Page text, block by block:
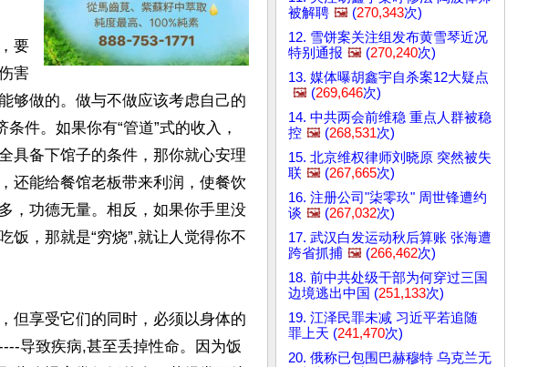
要
害
够做的。做与不做应该考虑自己的
件。如果你有“管道”式的收入，
具备下馆子的条件，那你就心安理
还能给餐馆老板带来利润，使餐饮
，功德无量。相反，如果你手里没
饭，那就是“穷烧”,就让人觉得你不
但享受它们的同时，必须以身体的
导致疾病,甚至丢掉性命。因为饭
被解聘 🖼️ (270,343次)
12. 雪饼案关注组发布黄雪琴近况
特别通报 🖼️ (270,240次)
13. 媒体曝胡鑫宇自杀案12大疑点
🖼️ (269,646次)
14. 中共两会前维稳 重点人群被稳
控 🖼️ (268,531次)
15. 北京维权律师刘晓原 突然被失
联 🖼️ (267,665次)
16. 注册公司"柒零玖" 周世锋遭约
谈 🖼️ (267,032次)
17. 武汉白发运动秋后算账 张海遭
跨省抓捕 🖼️ (266,462次)
18. 前中共处级干部为何穿过三国
边境逃出中国 (251,133次)
19. 江泽民罪未减 习近平若追随
罪上天 (241,470次)
20. 俄称已包围巴赫穆特 乌克兰无